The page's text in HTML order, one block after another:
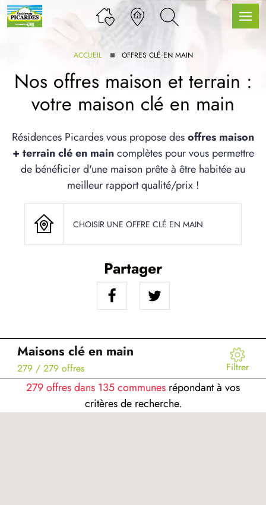
GAMME
SERVICE BDL EXTENSION
ARTICLES
ACCUEIL OFFRES CLÉ EN MAIN
Nos offres maison et terrain :
votre maison clé en main
Résidences Picardes vous propose desoffres maison
+ terrain clé en maincomplètes pour vous permettre
de bénéficier d'une maison prête à être habitée au
meilleur rapport qualité/prix !
CHOISIR UNE OFFRE CLÉ EN MAIN
Partager
Maisons clé en main
279 / 279 offres Filtrer
279 offres dans 135 communes répondant à vos
critères de recherche.